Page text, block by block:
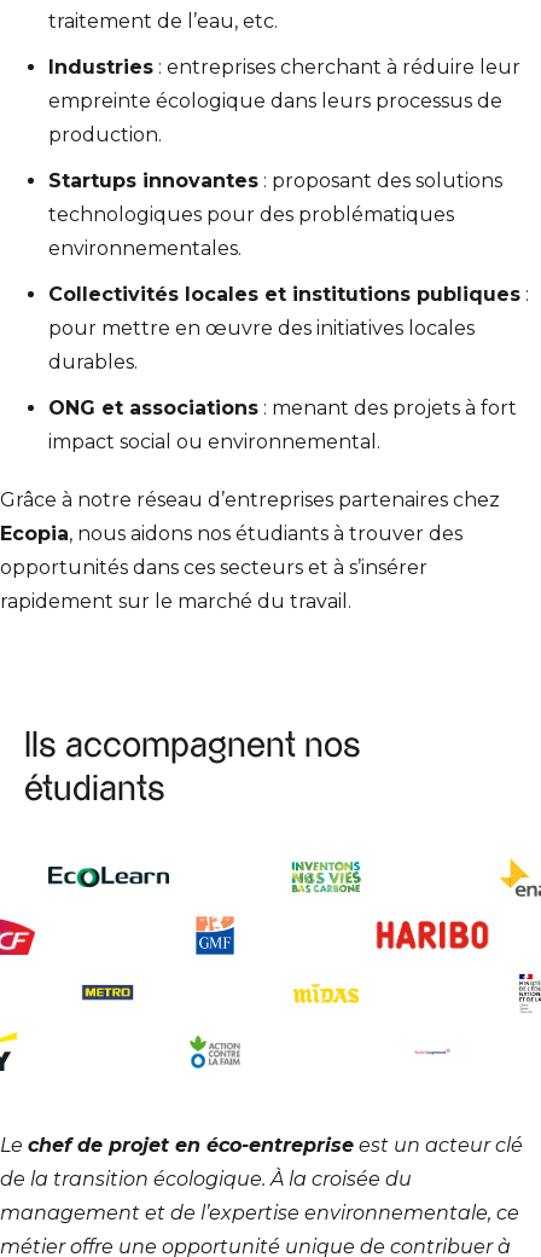
traitement de l’eau, etc.
Industries : entreprises cherchant à réduire leur
empreinte écologique dans leurs processus de
production.
Startups innovantes : proposant des solutions
technologiques pour des problématiques
environnementales.
Collectivités locales et institutions publiques :
pour mettre en œuvre des initiatives locales
durables.
ONG et associations : menant des projets à fort
impact social ou environnemental.
Grâce à notre réseau d’entreprises partenaires chez
Ecopia, nous aidons nos étudiants à trouver des
opportunités dans ces secteurs et à s’insérer
rapidement sur le marché du travail.
Ils accompagnent nos
étudiants
Le chef de projet en éco-entreprise est un acteur clé
de la transition écologique. À la croisée du
management et de l’expertise environnementale, ce
métier offre une opportunité unique de contribuer à